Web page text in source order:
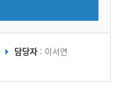
담당자 : 이서연